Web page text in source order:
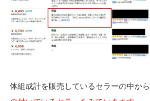
体組成計を販売しているセラーの中から